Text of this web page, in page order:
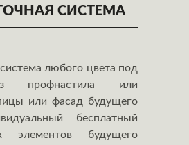
СИСТЕМА
любого цвета под
профнастила или
или фасад будущего
бесплатный
элементов будущего